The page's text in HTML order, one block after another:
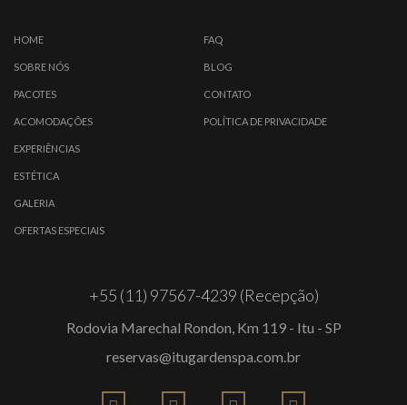
HOME
SOBRE NÓS
PACOTES
ACOMODAÇÕES
EXPERIÊNCIAS
ESTÉTICA
GALERIA
OFERTAS ESPECIAIS
FAQ
BLOG
CONTATO
POLÍTICA DE PRIVACIDADE
+55 (11) 97567-4239 (Recepção)
Rodovia Marechal Rondon, Km 119 - Itu - SP
reservas@itugardenspa.com.br